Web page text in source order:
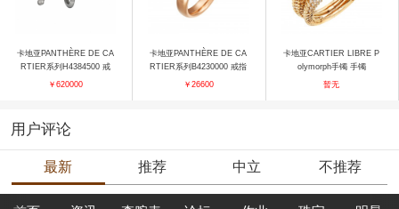
卡地亚PANTHÈRE DE CA
RTIER系列H4384500 戒
指
￥620000
卡地亚PANTHÈRE DE CA
RTIER系列B4230000 戒指
￥26600
卡地亚CARTIER LIBRE P
olymorph手镯 手镯
暂无
用户评论
最新 推荐 中立 不推荐